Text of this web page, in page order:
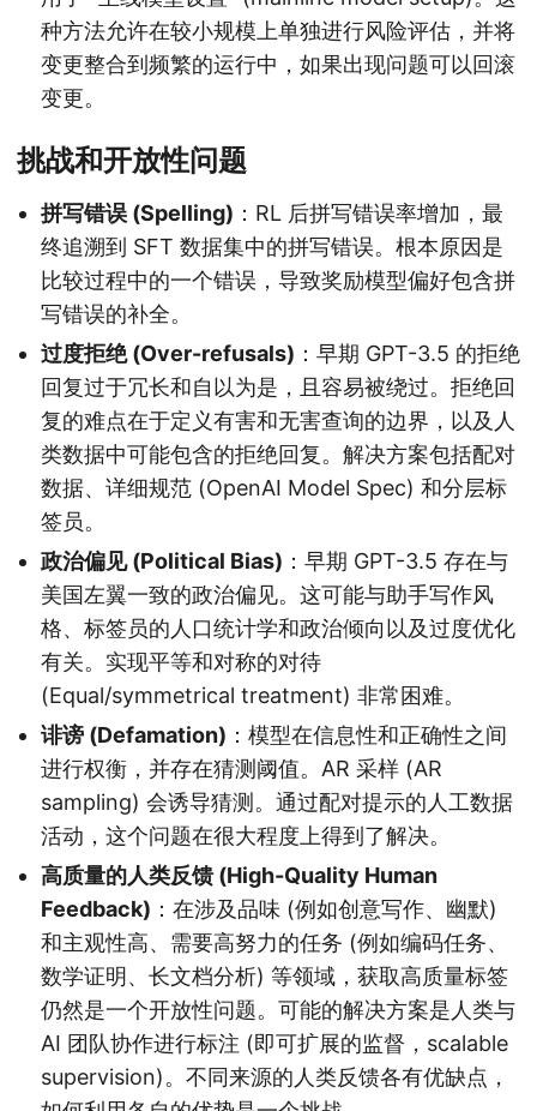
种方法允许在较小规模上单独进行风险评估，并将
变更整合到频繁的运行中，如果出现问题可以回滚
变更。
挑战和开放性问题
拼写错误 (Spelling) ：RL 后拼写错误率增加，最
终追溯到 SFT 数据集中的拼写错误。根本原因是
比较过程中的一个错误，导致奖励模型偏好包含拼
写错误的补全。
过度拒绝 (Over-refusals) ：早期 GPT-3.5 的拒绝
回复过于冗长和自以为是，且容易被绕过。拒绝回
复的难点在于定义有害和无害查询的边界，以及人
类数据中可能包含的拒绝回复。解决方案包括配对
数据、详细规范 (OpenAI Model Spec) 和分层标
签员。
政治偏见 (Political Bias) ：早期 GPT-3.5 存在与
美国左翼一致的政治偏见。这可能与助手写作风
格、标签员的人口统计学和政治倾向以及过度优化
有关。实现平等和对称的对待
(Equal/symmetrical treatment) 非常困难。
诽谤 (Defamation) ：模型在信息性和正确性之间
进行权衡，并存在猜测阈值。AR 采样 (AR
sampling) 会诱导猜测。通过配对提示的人工数据
活动，这个问题在很大程度上得到了解决。
高质量的人类反馈 (High-Quality Human
Feedback) ：在涉及品味 (例如创意写作、幽默)
和主观性高、需要高努力的任务 (例如编码任务、
数学证明、长文档分析) 等领域，获取高质量标签
仍然是一个开放性问题。可能的解决方案是人类与
AI 团队协作进行标注 (即可扩展的监督，scalable
supervision)。不同来源的人类反馈各有优缺点，